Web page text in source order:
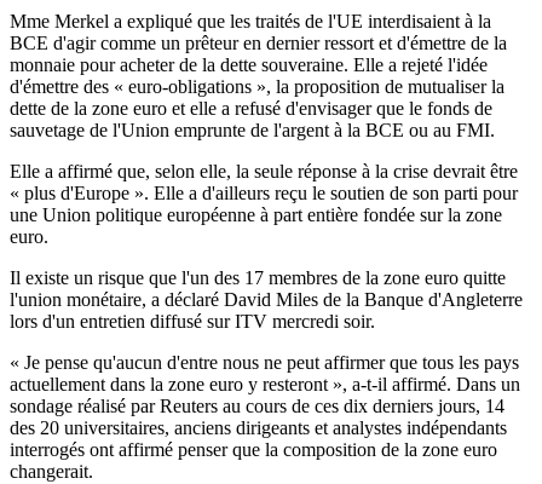
Mme Merkel a expliqué que les traités de l'UE interdisaient à la
BCE d'agir comme un prêteur en dernier ressort et d'émettre de la
monnaie pour acheter de la dette souveraine. Elle a rejeté l'idée
d'émettre des « euro-obligations », la proposition de mutualiser la
dette de la zone euro et elle a refusé d'envisager que le fonds de
sauvetage de l'Union emprunte de l'argent à la BCE ou au FMI.
Elle a affirmé que, selon elle, la seule réponse à la crise devrait être
« plus d'Europe ». Elle a d'ailleurs reçu le soutien de son parti pour
une Union politique européenne à part entière fondée sur la zone
euro.
Il existe un risque que l'un des 17 membres de la zone euro quitte
l'union monétaire, a déclaré David Miles de la Banque d'Angleterre
lors d'un entretien diffusé sur ITV mercredi soir.
« Je pense qu'aucun d'entre nous ne peut affirmer que tous les pays
actuellement dans la zone euro y resteront », a-t-il affirmé. Dans un
sondage réalisé par Reuters au cours de ces dix derniers jours, 14
des 20 universitaires, anciens dirigeants et analystes indépendants
interrogés ont affirmé penser que la composition de la zone euro
changerait.